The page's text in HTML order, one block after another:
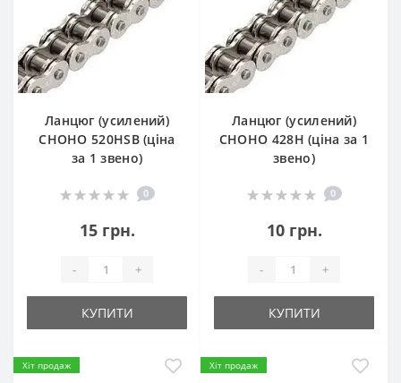
Ланцюг (усилений)
СHOHO 520HSB (ціна
за 1 звено)
0
15 грн.
- +
КУПИТИ
Ланцюг (усилений)
СHOHO 428H (ціна за 1
звено)
0
10 грн.
- +
КУПИТИ
Хіт продаж Хіт продаж